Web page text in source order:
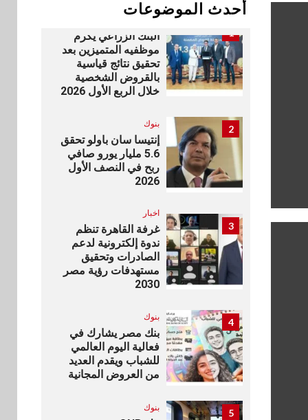
أحدث الموضوعات
1
بنوك
البنك الزراعي يكرم
موظفيه المتميزين بعد
تحقيق نتائج قياسية
بالقروض الشخصية
خلال الربع الأول 2026
2 بنوك
إنتيسا سان باولو تحقق
5.6 مليار يورو صافي
ربح في النصف الأول
2026
3
اخبار
غرفة القاهرة تنظم
ندوة إلكترونية لدعم
الصادرات وتحقيق
مستهدفات رؤية مصر
2030
4 بنوك
بنك مصر يشارك في
فعالية اليوم العالمي
للشباب ويقدم العديد
من العروض المجانية
5 بنوك